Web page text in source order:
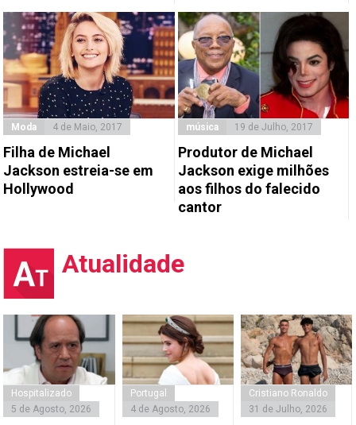
Moda 4 de Maio, 2017
Filha de Michael
Jackson estreia-se em
Hollywood
música 19 de Julho, 2017
Produtor de Michael
Jackson exige milhões
aos filhos do falecido
cantor
Atualidade
Hospitalizado
5 de Agosto, 2026
Portugal
4 de Agosto, 2026
Cristiano Ronaldo
31 de Julho, 2026